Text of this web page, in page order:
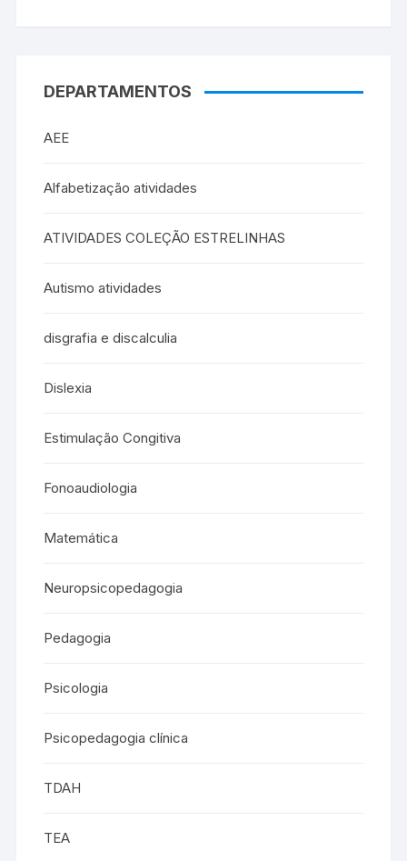
DEPARTAMENTOS
AEE
Alfabetização atividades
ATIVIDADES COLEÇÃO ESTRELINHAS
Autismo atividades
disgrafia e discalculia
Dislexia
Estimulação Congitiva
Fonoaudiologia
Matemática
Neuropsicopedagogia
Pedagogia
Psicologia
Psicopedagogia clínica
TDAH
TEA